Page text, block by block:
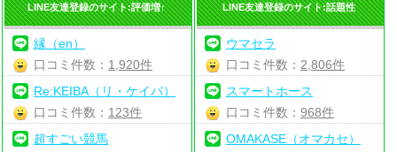
LINE友達登録のサイト:評価増↑
縁（en）
口コミ件数： 1,920件
Re:KEIBA（リ・ケイバ）
口コミ件数： 123件
超すごい競馬
LINE友達登録のサイト:話題性
ウマセラ
口コミ件数： 2,806件
スマートホース
口コミ件数： 968件
OMAKASE（オマカセ）